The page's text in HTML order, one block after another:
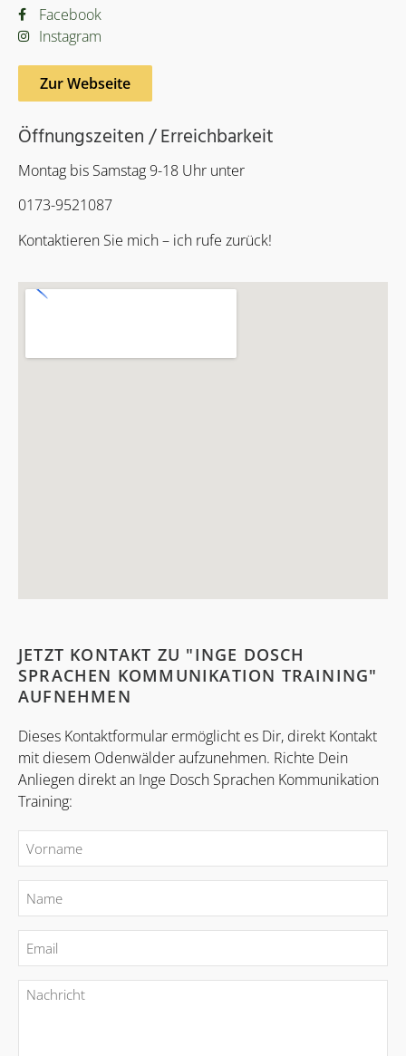
Facebook
Instagram
Zur Webseite
Öffnungszeiten / Erreichbarkeit
Montag bis Samstag 9-18 Uhr unter
0173-9521087
Kontaktieren Sie mich – ich rufe zurück!
JETZT KONTAKT ZU "INGE DOSCH
SPRACHEN KOMMUNIKATION TRAINING"
AUFNEHMEN
Dieses Kontaktformular ermöglicht es Dir, direkt Kontakt
mit diesem Odenwälder aufzunehmen. Richte Dein
Anliegen direkt an Inge Dosch Sprachen Kommunikation
Training: